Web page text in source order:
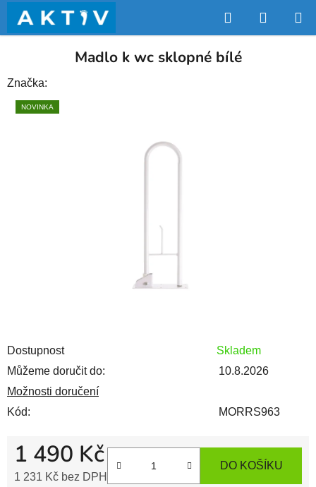
obsah
Hledat
KOŠÍK
Dostupnost
Skladem
Můžeme doručit do:
10.8.2026
Možnosti doručení
Kód:
MORRS963
1 490 Kč
1 231 Kč bez DPH
DO KOŠÍKU
Madlo k wc sklopné bílé
Značka:
NOVINKA